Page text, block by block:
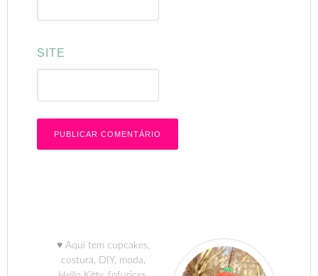
SITE
♥ Aqui tem cupcakes,
costura, DIY, moda,